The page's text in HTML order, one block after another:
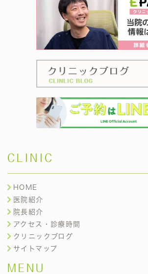
CLINIC
HOME
医院紹介
院長紹介
アクセス・診療時間
クリニックブログ
サイトマップ
MENU